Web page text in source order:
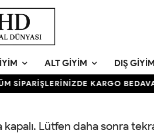
ALT GIYIM DIŞ GIYIM
SİPARİŞLERİNİZDE KARGO BEDAVA!
kapalı. Lütfen daha sonra